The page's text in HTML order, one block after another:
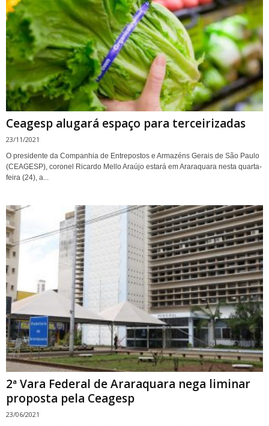
Ceagesp alugará espaço para terceirizadas
23/11/2021
O presidente da Companhia de Entrepostos e Armazéns Gerais de São Paulo
(CEAGESP), coronel Ricardo Mello Araújo estará em Araraquara nesta quarta-
feira (24), a...
2ª Vara Federal de Araraquara nega liminar
proposta pela Ceagesp
23/06/2021